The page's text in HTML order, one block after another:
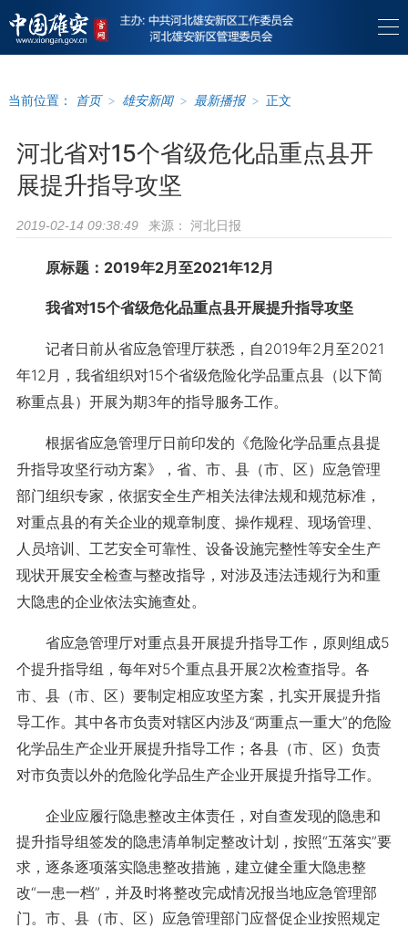
当前位置： 首页 > 雄安新闻 > 最新播报 > 正文
河北省对15个省级危化品重点县开
展提升指导攻坚
2019-02-14 09:38:49 来源： 河北日报
原标题：2019年2月至2021年12月
我省对15个省级危化品重点县开展提升指导攻坚
记者日前从省应急管理厅获悉，自2019年2月至2021
年12月，我省组织对15个省级危险化学品重点县（以下简
称重点县）开展为期3年的指导服务工作。
根据省应急管理厅日前印发的《危险化学品重点县提
升指导攻坚行动方案》，省、市、县（市、区）应急管理
部门组织专家，依据安全生产相关法律法规和规范标准，
对重点县的有关企业的规章制度、操作规程、现场管理、
人员培训、工艺安全可靠性、设备设施完整性等安全生产
现状开展安全检查与整改指导，对涉及违法违规行为和重
大隐患的企业依法实施查处。
省应急管理厅对重点县开展提升指导工作，原则组成5
个提升指导组，每年对5个重点县开展2次检查指导。各
市、县（市、区）要制定相应攻坚方案，扎实开展提升指
导工作。其中各市负责对辖区内涉及“两重点一重大”的危险
化学品生产企业开展提升指导工作；各县（市、区）负责
对市负责以外的危险化学品生产企业开展提升指导工作。
企业应履行隐患整改主体责任，对自查发现的隐患和
提升指导组签发的隐患清单制定整改计划，按照“五落实”要
求，逐条逐项落实隐患整改措施，建立健全重大隐患整
改“一患一档”，并及时将整改完成情况报当地应急管理部
门。市、县（市、区）应急管理部门应督促企业按照规定